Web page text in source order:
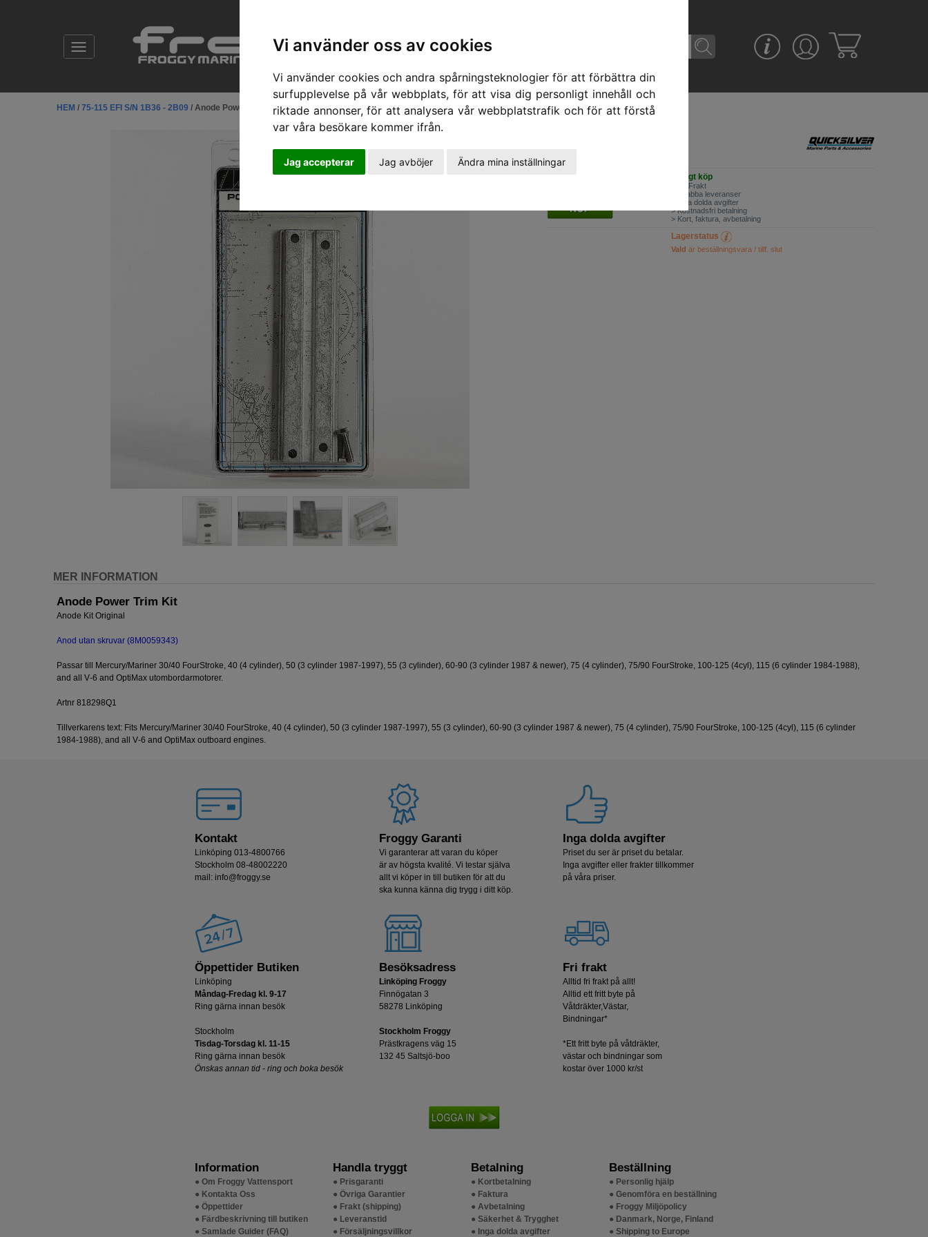
Vi använder oss av cookies
Vi använder cookies och andra spårningsteknologier för att förbättra din
surfupplevelse på vår webbplats, för att visa dig personligt innehåll och
riktade annonser, för att analysera vår webbplatstrafik och för att förstå
var våra besökare kommer ifrån.
Jag accepterar Jag avböjer Ändra mina inställningar
HEM / 75-115 EFI S/N 1B36 - 2B09 / Anode Power Trim Kit
Tryggt köp
> Fri Frakt
> Snabba leveranser
> Inga dolda avgifter
> Kostnadsfri betalning
> Kort, faktura, avbetalning
Lagerstatus
Vald är beställningsvara / tillf. slut
MER INFORMATION
Anode Power Trim Kit
Anode Kit Original
Anod utan skruvar (8M0059343)
Passar till Mercury/Mariner 30/40 FourStroke, 40 (4 cylinder), 50 (3 cylinder 1987‑1997), 55 (3 cylinder), 60‑90 (3 cylinder 1987 & newer), 75 (4 cylinder), 75/90 FourStroke, 100‑125 (4cyl), 115 (6 cylinder 1984‑1988),
and all V‑6 and OptiMax utombordarmotorer.
Artnr 818298Q1
Tillverkarens text: Fits Mercury/Mariner 30/40 FourStroke, 40 (4 cylinder), 50 (3 cylinder 1987‑1997), 55 (3 cylinder), 60‑90 (3 cylinder 1987 & newer), 75 (4 cylinder), 75/90 FourStroke, 100‑125 (4cyl), 115 (6 cylinder
1984‑1988), and all V‑6 and OptiMax outboard engines.
Kontakt
Linköping 013-4800766
Stockholm 08-48002220
mail: info@froggy.se
Froggy Garanti
Vi garanterar att varan du köper
är av högsta kvalité. Vi testar själva
allt vi köper in till butiken för att du
ska kunna känna dig trygg i ditt köp.
Inga dolda avgifter
Priset du ser är priset du betalar.
Inga avgifter eller frakter tillkommer
på våra priser.
Öppettider Butiken
Linköping
Måndag-Fredag kl. 9-17
Ring gärna innan besök
Stockholm
Tisdag-Torsdag kl. 11-15
Ring gärna innan besök
Önskas annan tid - ring och boka besök
Besöksadress
Linköping Froggy
Finnögatan 3
58278 Linköping
Stockholm Froggy
Prästkragens väg 15
132 45 Saltsjö-boo
Fri frakt
Alltid fri frakt på allt!
Alltid ett fritt byte på
Våtdräkter,Västar,
Bindningar*
*Ett fritt byte på våtdräkter,
västar och bindningar som
kostar över 1000 kr/st
Information
● Om Froggy Vattensport
● Kontakta Oss
● Öppettider
● Färdbeskrivning till butiken
● Samlade Guider (FAQ)
Handla tryggt
● Prisgaranti
● Övriga Garantier
● Frakt (shipping)
● Leveranstid
● Försäljningsvillkor
Betalning
● Kortbetalning
● Faktura
● Avbetalning
● Säkerhet & Trygghet
● Inga dolda avgifter
Beställning
● Personlig hjälp
● Genomföra en beställning
● Froggy Miljöpolicy
● Danmark, Norge, Finland
● Shipping to Europe